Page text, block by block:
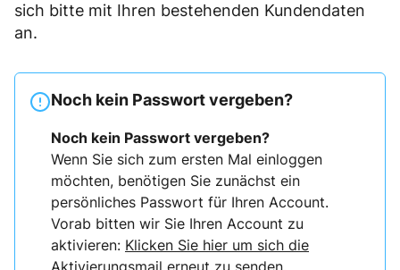
sich bitte mit Ihren bestehenden Kundendaten
an.
Noch kein Passwort vergeben?
Noch kein Passwort vergeben?
Wenn Sie sich zum ersten Mal einloggen
möchten, benötigen Sie zunächst ein
persönliches Passwort für Ihren Account.
Vorab bitten wir Sie Ihren Account zu
aktivieren: Klicken Sie hier um sich die
Aktivierungsmail erneut zu senden.